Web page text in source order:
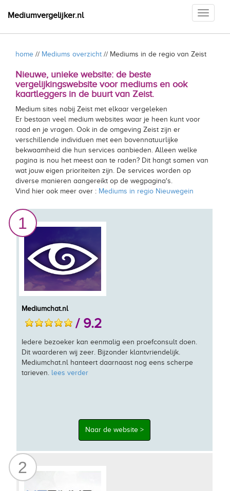
Toggle
Mediumvergelijker.nl
home // Mediums overzicht // Mediums in de regio van Zeist
Nieuwe, unieke website: de beste
vergelijkingswebsite voor mediums en ook
kaartleggers in de buurt van Zeist.
Medium sites nabij Zeist met elkaar vergeleken
Er bestaan veel medium websites waar je heen kunt voor
raad en je vragen. Ook in de omgeving Zeist zijn er
verschillende individuen met een bovennatuurlijke
bekwaamheid die hun services aanbieden. Alleen welke
pagina is nou het meest aan te raden? Dit hangt samen van
wat jouw eigen prioriteiten zijn. De services worden op
diverse manieren aangereikt op de wegpagina's.
Vind hier ook meer over : Mediums in regio Nieuwegein
1
Mediumchat.nl
/ 9.2
Iedere bezoeker kan eenmalig een proefconsult doen.
Dit waarderen wij zeer. Bijzonder klantvriendelijk.
Mediumchat.nl hanteert daarnaast nog eens scherpe
tarieven. lees verder
Naar de website >
2